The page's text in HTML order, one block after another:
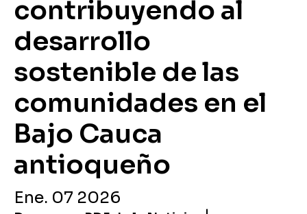
contribuyendo al
desarrollo
sostenible de las
comunidades en el
Bajo Cauca
antioqueño
Ene. 07 2026